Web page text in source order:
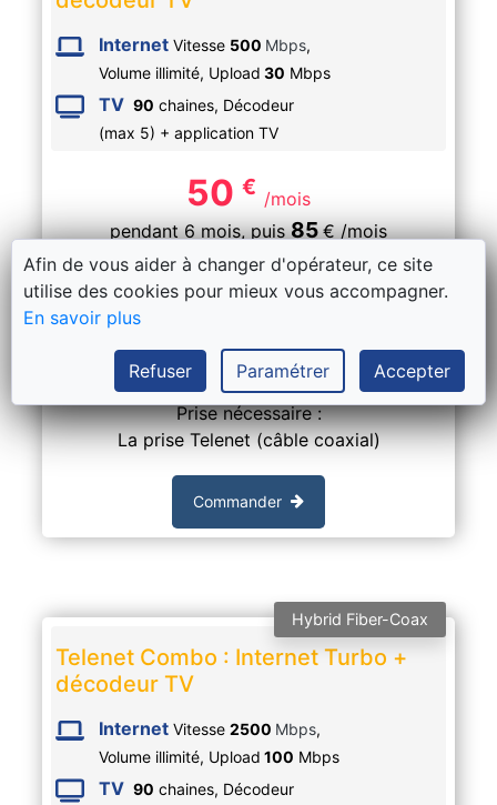
Internet Vitesse 500 Mbps,
Volume illimité, Upload 30 Mbps
TV 90 chaines, Décodeur
(max 5) + application TV
50 € /mois
pendant 6 mois, puis 85€/mois
Activation & installation135 € Gratuit
Délais moyen actuel de Telenet :
6 jours ouvrables
Prise nécessaire :
La prise Telenet (câble coaxial)
Commander
Hybrid Fiber-Coax
Telenet Combo : Internet Turbo +
décodeur TV
Internet Vitesse 2500 Mbps,
Volume illimité, Upload 100 Mbps
TV 90 chaines, Décodeur
Afin de vous aider à changer d'opérateur, ce site
utilise des cookies pour mieux vous accompagner.
En savoir plus
Refuser Paramétrer Accepter